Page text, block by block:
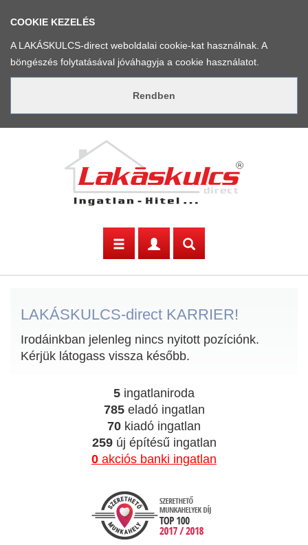
COOKIE KEZELÉS
A LAKÁSKULCS-direct weboldalai cookie-kat használnak. A
böngészés folytatásával jóváhagyja a cookie használatot.
LAKÁSKULCS-direct KARRIER!
Irodáinkban jelenleg nincs nyitott pozíciónk.
Kérjük látogass vissza később.
5 ingatlaniroda
785eladó ingatlan
70 kiadó ingatlan
259új építésű ingatlan
0 akciós banki ingatlan